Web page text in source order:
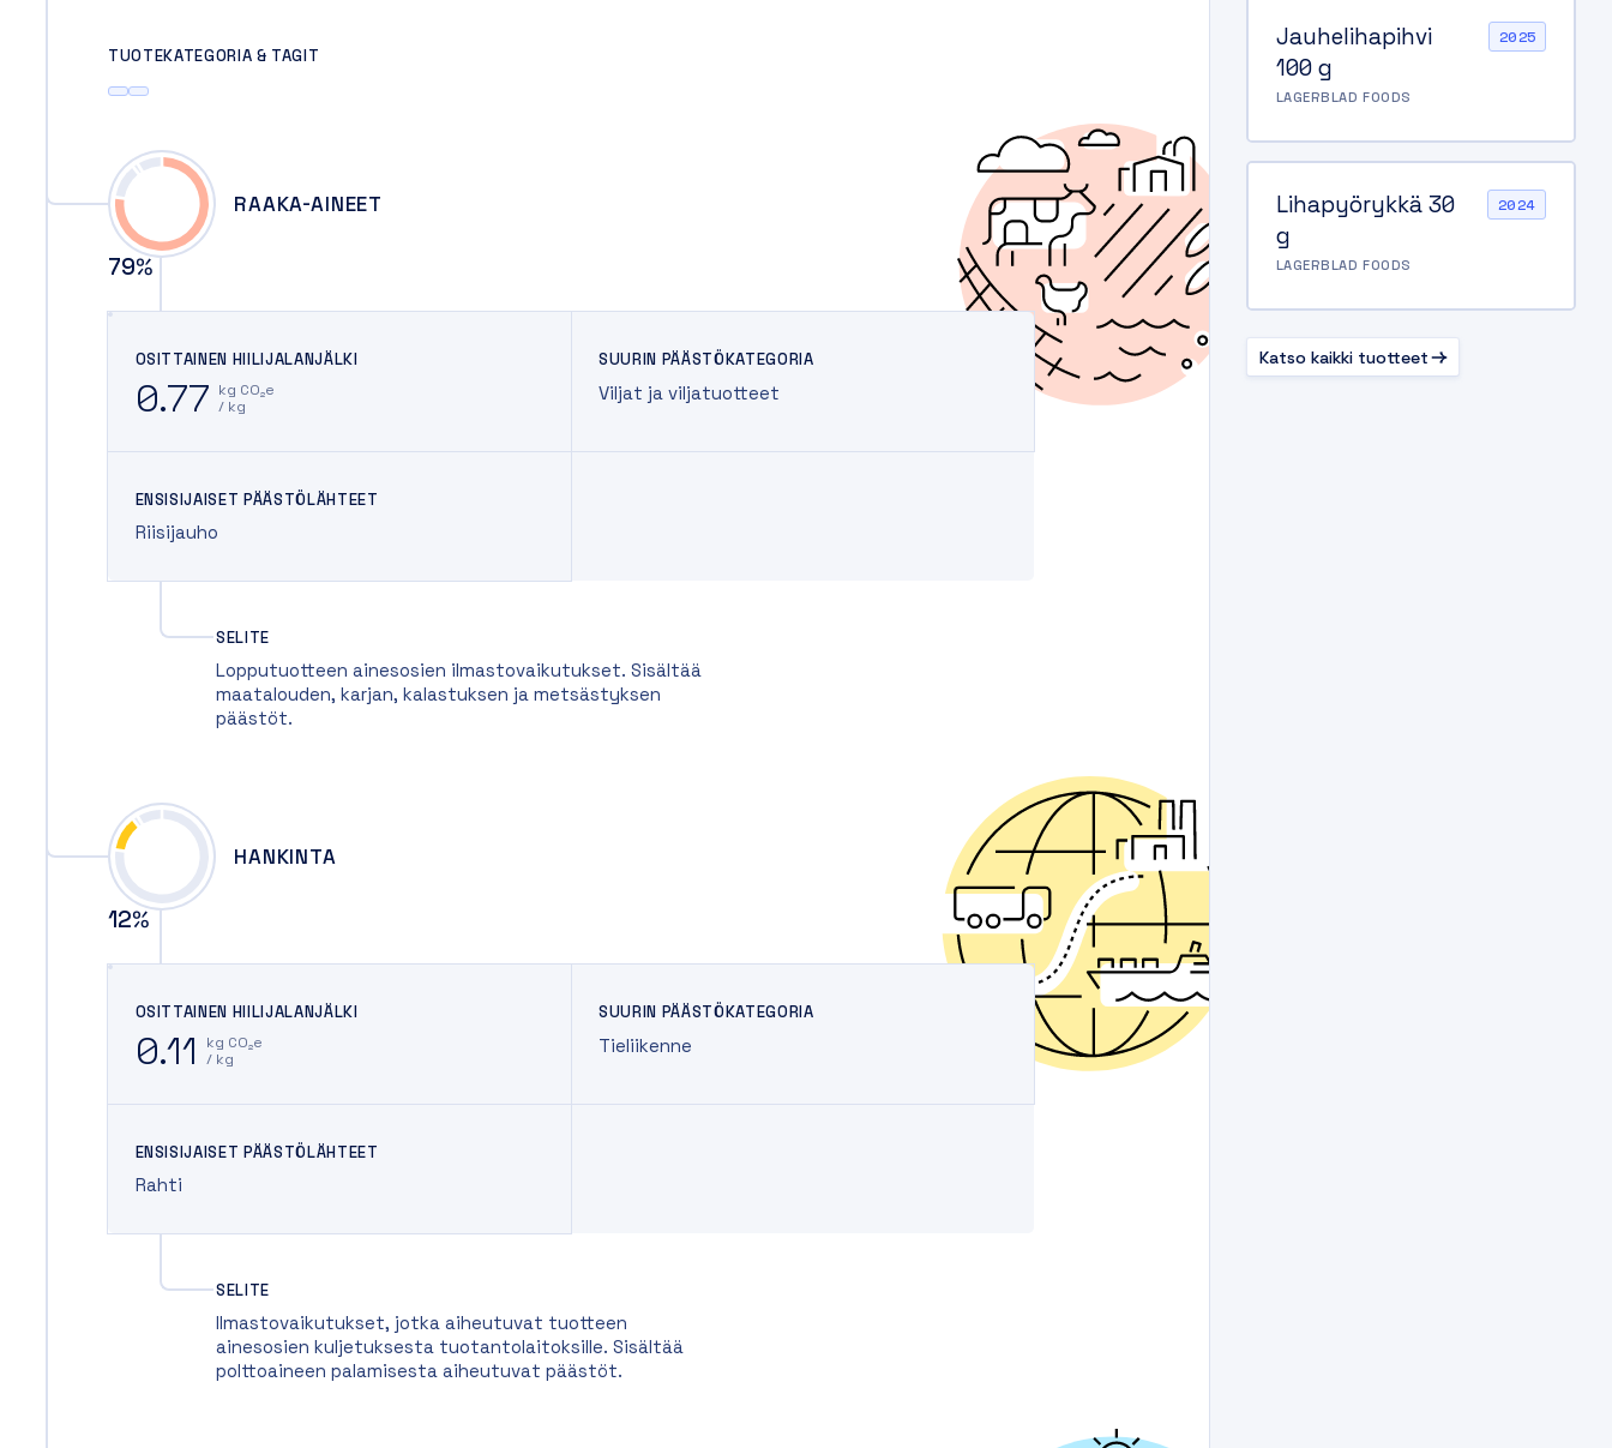
TUOTEKATEGORIA & TAGIT
79%
RAAKA-AINEET
OSITTAINEN HIILIJALANJÄLKI
0.77 kg CO₂e
/ kg
SUURIN PÄÄSTÖKATEGORIA
Viljat ja viljatuotteet
ENSISIJAISET PÄÄSTÖLÄHTEET
Riisijauho
SELITE
Lopputuotteen ainesosien ilmastovaikutukset. Sisältää
maatalouden, karjan, kalastuksen ja metsästyksen
päästöt.
12%
HANKINTA
OSITTAINEN HIILIJALANJÄLKI
0.11
kg CO₂e
/ kg
SUURIN PÄÄSTÖKATEGORIA
Tieliikenne
ENSISIJAISET PÄÄSTÖLÄHTEET
Rahti
SELITE
Ilmastovaikutukset, jotka aiheutuvat tuotteen
ainesosien kuljetuksesta tuotantolaitoksille. Sisältää
polttoaineen palamisesta aiheutuvat päästöt.
2025
Jauhelihapihvi
100 g
LAGERBLAD FOODS
2024
Lihapyörykkä 30
g
LAGERBLAD FOODS
Katso kaikki tuotteet